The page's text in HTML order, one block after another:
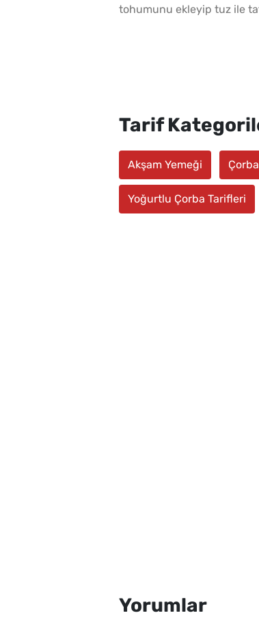
tohumunu ekleyip tuz ile
Tarif
Akşam Yemeği
Yoğurtlu Çorba Tarifleri
Yorumlar